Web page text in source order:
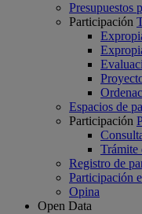
Presupuestos
Participación
Espacios de
Participación
Trámite
Registro de
Participación
Opina
Open Data